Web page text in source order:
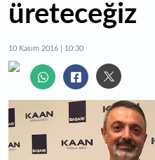
üreteceğiz
10 Kasım 2016 | 10:30